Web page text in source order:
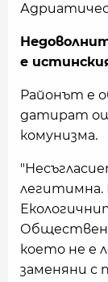
е
Районът е
датират
комунизма.
легитимна.
което не е
заменяни с